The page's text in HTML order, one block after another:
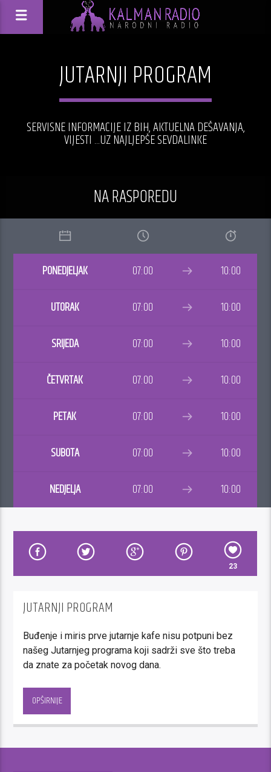
JUTARNJI PROGRAM
SERVISNE INFORMACIJE IZ BIH, AKTUELNA DEŠAVANJA,
VIJESTI ...UZ NAJLJEPŠE SEVDALINKE
NA RASPOREDU
PONEDJELJAK 07:00 10:00
UTORAK 07:00 10:00
SRIJEDA 07:00 10:00
ČETVRTAK 07:00 10:00
PETAK 07:00 10:00
SUBOTA 07:00 10:00
NEDJELJA 07:00 10:00
23
JUTARNJI PROGRAM
Buđenje i miris prve jutarnje kafe nisu potpuni bez
našeg Jutarnjeg programa koji sadrži sve što treba
da znate za početak novog dana.
brzom radijskom izrazu, čestim i kratkim voditeljskim
javljanjem želimo učiniti buđenje ugodnim a odlazak
na posao, u školu, šetnju…što opušetenijim.
Donoseći pregršt tačnih i brzih informacija kroz
OPŠIRNIJE